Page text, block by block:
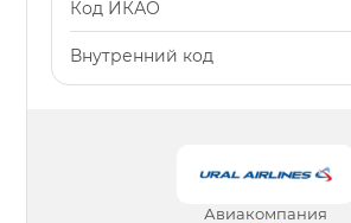
Код ИКАО
Внутренний код
Авиакомпания